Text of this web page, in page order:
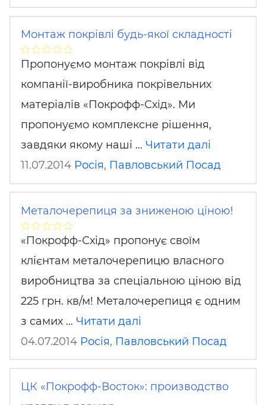
Монтаж покрівлі будь-якої складності
Пропонуємо монтаж покрівлі від
компанії-виробника покрівельних
матеріалів «Покрофф-Схід». Ми
пропонуємо комплексне рішення,
завдяки якому наші … Читати далі
11.07.2014 Росія, Павловський Посад
Металочерепиця за зниженою ціною!
«Покрофф-Схід» пропонує своїм
клієнтам металочерепицю власного
виробництва за спеціальною ціною від
225 грн. кв/м! Металочерепиця є одним
з самих … Читати далі
04.07.2014 Росія, Павловський Посад
ЦК «Покрофф-Восток»: производство